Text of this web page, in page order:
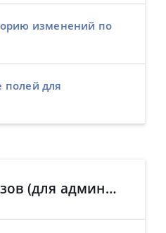
изменений по
полей для
Настройка заказов (для администратора)